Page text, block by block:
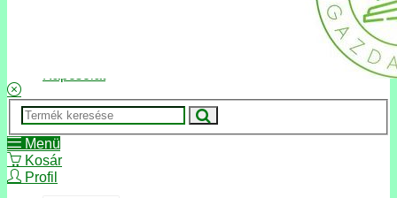
Menü
Kosár
Profil